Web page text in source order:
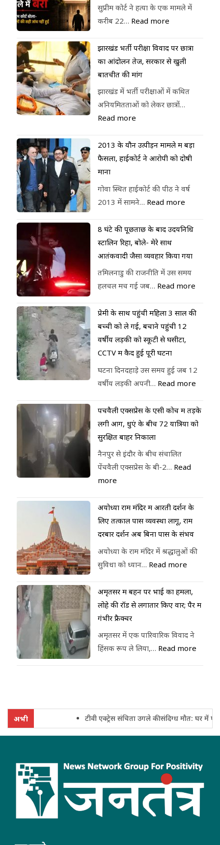
सुप्रीम कोर्ट ने हत्या के एक मामले में
करीब 22… Read more
झारखंड भर्ती परीक्षा विवाद पर छात्रों
का आंदोलन तेज, सरकार से खुली
बातचीत की मांग
झारखंड में भर्ती परीक्षाओं में कथित
अनियमितताओं को लेकर छात्रों…
Read more
2013 के यौन उत्पीड़न मामले में बड़ा
फैसला, हाईकोर्ट ने आरोपी को दोषी
माना
गोवा स्थित हाईकोर्ट की पीठ ने वर्ष
2013 में सामने… Read more
8 घंटे की पूछताछ के बाद उदयनिधि
स्टालिन रिहा, बोले- मेरे साथ
आतंकवादी जैसा व्यवहार किया गया
तमिलनाडु की राजनीति में उस समय
हलचल मच गई जब… Read more
प्रेमी के साथ पहुंची महिला 3 साल की
बच्ची को ले गई, बचाने पहुंची 12
वर्षीय लड़की को स्कूटी से घसीटा,
CCTV में कैद हुई पूरी घटना
घटना दिनदहाड़े उस समय हुई जब 12
वर्षीय लड़की अपनी… Read more
पेंचवैली एक्सप्रेस के एसी कोच में तड़के
लगी आग, धुएं के बीच 72 यात्रियों को
सुरक्षित बाहर निकाला
नैनपुर से इंदौर के बीच संचालित
पेंचवैली एक्सप्रेस के बी-2… Read
more
अयोध्या राम मंदिर में आरती दर्शन के
लिए तत्काल पास व्यवस्था लागू, राम
दरबार दर्शन अब बिना पास के संभव
अयोध्या के राम मंदिर में श्रद्धालुओं की
सुविधा को ध्यान… Read more
अमृतसर में बहन पर भाई का हमला,
लोहे की रॉड से लगातार किए वार; पैर में
गंभीर फ्रैक्चर
अमृतसर में एक पारिवारिक विवाद ने
हिंसक रूप ले लिया,… Read more
अभी टीवी एक्ट्रेस संचिता उगले की संदिग्ध मौत: घर में